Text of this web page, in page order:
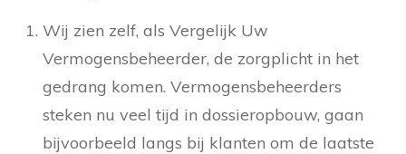
Wij zien zelf, als Vergelijk Uw
Vermogensbeheerder, de zorgplicht in het
gedrang komen. Vermogensbeheerders
steken nu veel tijd in dossieropbouw, gaan
bijvoorbeeld langs bij klanten om de laatste